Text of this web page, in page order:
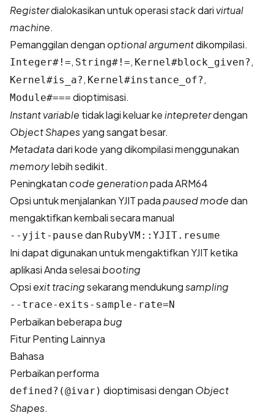
Registerdialokasikan untuk operasistackdarivirtual
machine.
Pemanggilan dengan optional argumentdikompilasi.
Integer#!=, String#!=, Kernel#block_given? ,
Kernel#is_a? , Kernel#instance_of? ,
Module#=== dioptimisasi.
Instant variable tidak lagi keluar keintepreterdengan
Object Shapesyang sangat besar.
Metadatadari kode yang dikompilasi menggunakan
memorylebih sedikit.
Peningkatan code generationpada ARM64
Opsi untuk menjalankan YJIT padapaused modedan
mengaktifkan kembali secara manual
--yjit-pause dan RubyVM::YJIT.resume
Ini dapat digunakan untuk mengaktifkan YJIT ketika
aplikasi Anda selesaibooting
Opsi exit tracingsekarang mendukungsampling
--trace-exits-sample-rate=N
Perbaikan beberapabug
Fitur Penting Lainnya
Bahasa
Perbaikan performa
defined?(@ivar) dioptimisasi dengan Object
Shapes.